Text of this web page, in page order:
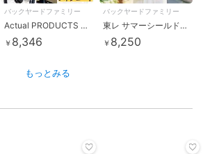
バックヤードファミリー
Actual PRODUCTS AP フーディ・サイクルコート
￥ 8,346
バックヤードファミリー
東レ サマーシールド バイカラー折りたたみ傘 54cm
￥ 8,250
もっとみる